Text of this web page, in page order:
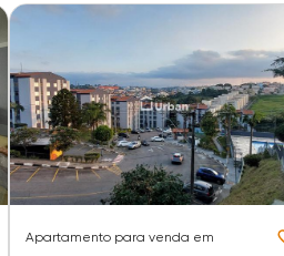
Apartamento para venda em